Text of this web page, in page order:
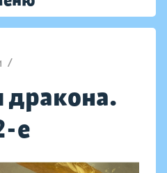
/
дракона.
е